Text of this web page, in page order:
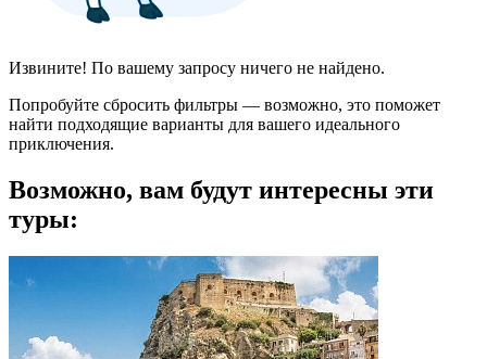
Извините! По вашему запросу ничего не найдено.
Попробуйте сбросить фильтры — возможно, это поможет
найти подходящие варианты для вашего идеального
приключения.
Возможно, вам будут интересны эти
туры: